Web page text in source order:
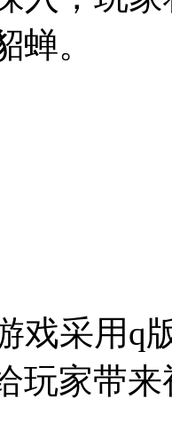
蝉。
戏采用q
玩家带